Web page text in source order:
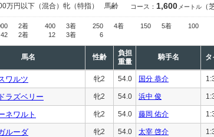
万円以下 （混合）牝（特指） 馬齢 コース： 1,600 メートル （
2着 400 3着 250 4着 150 5着
100
42 2着 12 3着 6
馬名 性齢
負担
重量
騎手名 タ
ワルツ 牝2 54.0 国分 恭介
ラズベリー 牝2 54.0 浜中 俊
ネワルト 牝2 54.0 藤岡 佑介
ルーダ 牝2 54.0 太宰 啓介